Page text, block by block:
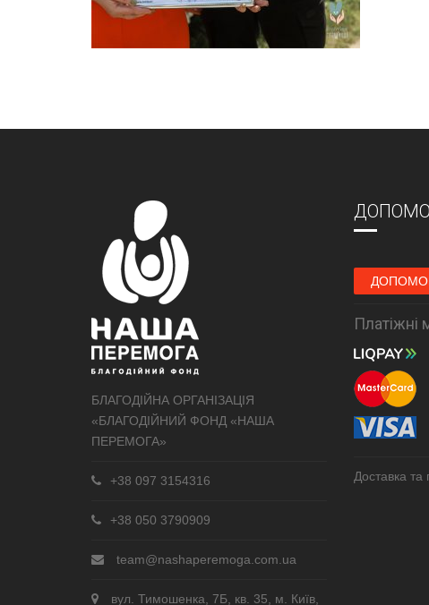
БЛАГОДІЙНА ОРГАНІЗАЦІЯ
«БЛАГОДІЙНИЙ ФОНД «НАША
ПЕРЕМОГА»
+38 097 3154316
+38 050 3790909
team@nashaperemoga.com.ua
вул. Тимошенка, 7Б, кв. 35, м. Київ,
Платіжні
Доставка